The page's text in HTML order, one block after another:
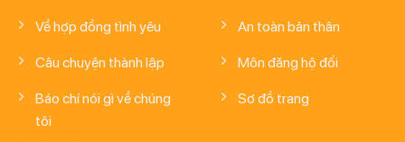
Về hợp đồng tình yêu
Câu chuyện thành lập
Báo chí nói gì về chúng
tôi
An toàn bản thân
Môn đăng hộ đối
Sơ đồ trang